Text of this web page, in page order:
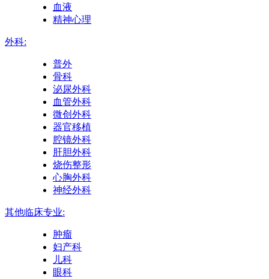
血液
精神心理
外科:
普外
骨科
泌尿外科
血管外科
微创外科
器官移植
腔镜外科
肝胆外科
烧伤整形
心胸外科
神经外科
其他临床专业:
肿瘤
妇产科
儿科
眼科